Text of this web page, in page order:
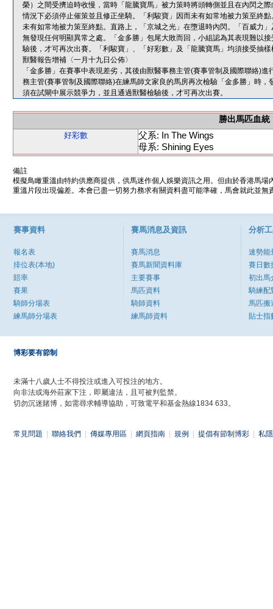
榮）之間受擠迫時收慢，當時「龍騰寶馬」被力策時將頭轉側並且在內閃之
情況下必須停止催策並且修正坐騎。「利駿寶」因而未有如常地被力策至終
未有如常地被力策至終點。直路上，「京城之光」在墮退時內閃。「百威力
無發現任何明顯異常之處。「金多勝」包尾大敗而回，小組認為其表現難以
驗後，才可再次出賽。「利駿寶」、「好彩數」及「龍騰寶馬」均須接受抽樣
獸醫報告增補〈一月十九日公佈〉
「金多勝」在賽事中表現差劣，其後由獸醫事務主管(賽事管制及國際聯絡)
務主管(賽事管制及國際聯絡)在練馬師文家良的馬房再次檢驗「金多勝」時
須在試閘中展示競爭力，並且通過獸醫檢驗後，才可再次出賽。
勝出馬匹血統
好彩數
父系: In The Wings
母系: Shining Eyes
備註
模擬鳥瞰重溫由特約供應商提供，供馬迷作個人娛樂資訊之用。但由於香港馬
重溫片段出現偏差。本會已盡一切努力務求有關資料盡可能準確，馬會就此並
賽事資料
報名表
排位表(本地)
賠率
賽果
騎師分場表
練馬師分場表
賽馬消息及資訊
賽馬消息
賽馬新聞資料庫
主要賽事
馬匹資料
騎師資料
練馬師資料
分析
速勢能
賽日數
初出馬
騎練配
馬匹搬
貼士指
博彩要有節制
未滿十八歲人士不得投注或進入可投注的地方。
向非法或海外莊家下注，即屬違法，且可被判監禁。
切勿沉迷賭博，如需尋求輔導協助，可致電平和基金熱線1834 633。
常見問題 聯絡我們 傳媒專用區 網頁指南 規例 提倡有節制博彩 私